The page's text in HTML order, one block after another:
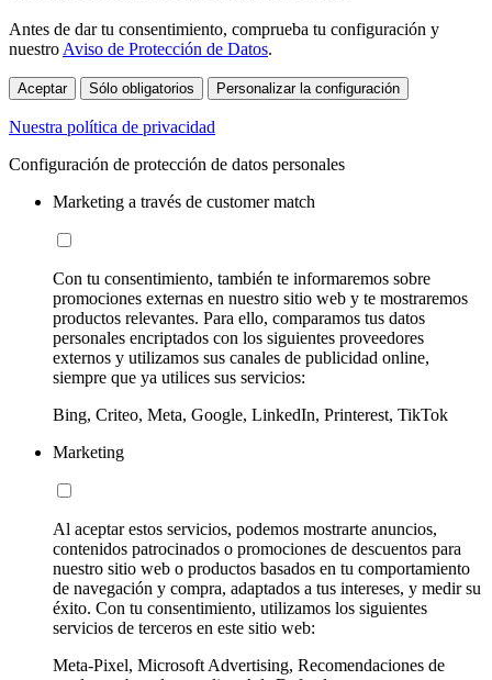
Antes de dar tu consentimiento, comprueba tu configuración y
nuestro Aviso de Protección de Datos.
Aceptar Sólo obligatorios Personalizar la configuración
Nuestra política de privacidad
Configuración de protección de datos personales
Marketing a través de customer match
Con tu consentimiento, también te informaremos sobre
promociones externas en nuestro sitio web y te mostraremos
productos relevantes. Para ello, comparamos tus datos
personales encriptados con los siguientes proveedores
externos y utilizamos sus canales de publicidad online,
siempre que ya utilices sus servicios:
Bing, Criteo, Meta, Google, LinkedIn, Printerest, TikTok
Marketing
Al aceptar estos servicios, podemos mostrarte anuncios,
contenidos patrocinados o promociones de descuentos para
nuestro sitio web o productos basados en tu comportamiento
de navegación y compra, adaptados a tus intereses, y medir su
éxito. Con tu consentimiento, utilizamos los siguientes
servicios de terceros en este sitio web:
Meta-Pixel, Microsoft Advertising, Recomendaciones de